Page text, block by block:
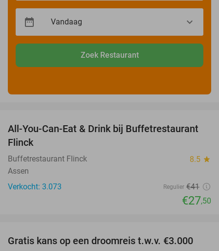
Zoek Restaurant
33%
All-You-Can-Eat & Drink bij Buffetrestaurant
Flinck
Buffetrestaurant Flinck 8.5 star
Assen
Verkocht: 3.073
Regulier €41
€27,50
Gratis kans op een droomreis t.w.v. €3.000